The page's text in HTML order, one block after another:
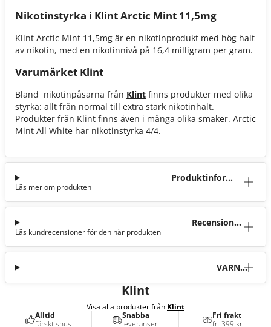
Nikotinstyrka i Klint Arctic Mint 11,5mg
Klint Arctic Mint 11,5mg är en nikotinprodukt med hög halt
av nikotin, med en nikotinnivå på 16,4 milligram per gram.
Varumärket Klint
Bland nikotinpåsarna från Klint finns produkter med olika
styrka: allt från normal till extra stark nikotinhalt.
Produkter från Klint finns även i många olika smaker. Arctic
Mint All White har nikotinstyrka 4/4.
Produktinforma
Läs mer om produkten
Recensioner
Läs kundrecensioner för den här produkten
VARNI
Klint
Visa alla produkter från Klint
Alltid
färskt snus
Snabba
leveranser
Fri frakt
fr. 399 kr